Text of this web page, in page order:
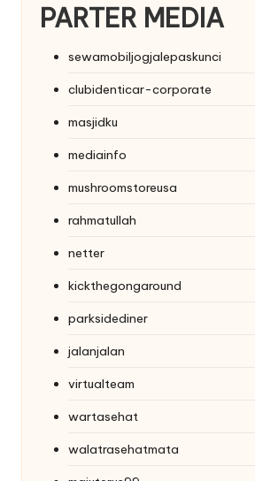
PARTER MEDIA
sewamobiljogjalepaskunci
clubidenticar-corporate
masjidku
mediainfo
mushroomstoreusa
rahmatullah
netter
kickthegongaround
parksidediner
jalanjalan
virtualteam
wartasehat
walatrasehatmata